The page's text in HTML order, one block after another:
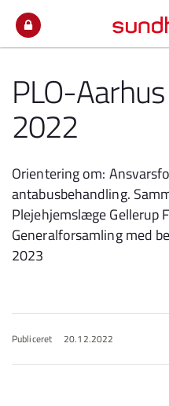
PLO-
2022
Orientering om:
antabusbehandling.
Plejehjemslæge Gellerup
Generalforsamling med
2023
Publiceret 20.12.2022